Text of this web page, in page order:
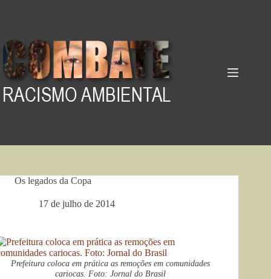
Os legados da Copa
17 de julho de 2014
Prefeitura coloca em prática as remoções em comunidades
cariocas. Foto: Jornal do Brasil